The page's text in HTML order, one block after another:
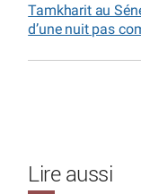
Tamkharit au
d’une nuit pas
Lire aussi